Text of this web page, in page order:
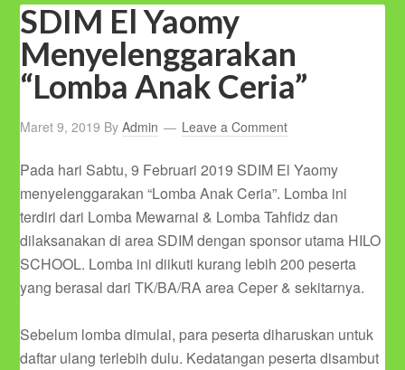
SDIM El Yaomy
Menyelenggarakan
“Lomba Anak Ceria”
Maret 9, 2019 ByAdmin Leave a Comment
Pada hari Sabtu, 9 Februari 2019 SDIM El Yaomy
menyelenggarakan “Lomba Anak Ceria”. Lomba ini
terdiri dari Lomba Mewarnai & Lomba Tahfidz dan
dilaksanakan di area SDIM dengan sponsor utama HILO
SCHOOL. Lomba ini diikuti kurang lebih 200 peserta
yang berasal dari TK/BA/RA area Ceper & sekitarnya.
Sebelum lomba dimulai, para peserta diharuskan untuk
daftar ulang terlebih dulu. Kedatangan peserta disambut